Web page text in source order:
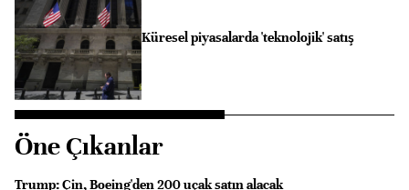
Küresel piyasalarda 'teknolojik' satış
Öne Çıkanlar
Trump: Çin, Boeing'den 200 uçak satın alacak